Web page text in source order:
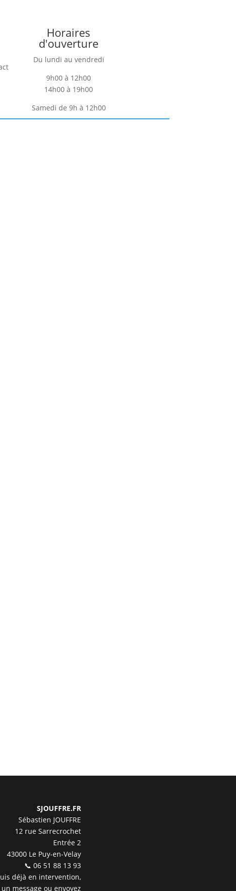
Horaires
d'ouverture
Du lundi au vendredi
9h00 à 12h00
14h00 à 19h00
Samedi de 9h à 12h00
SJOUFFRE.FR
Sébastien JOUFFRE
12 rue Sarrecrochet
Entrée 2
43000 Le Puy-en-Velay
📞 06 51 88 13 93
déjà en intervention,
message ou envoyez